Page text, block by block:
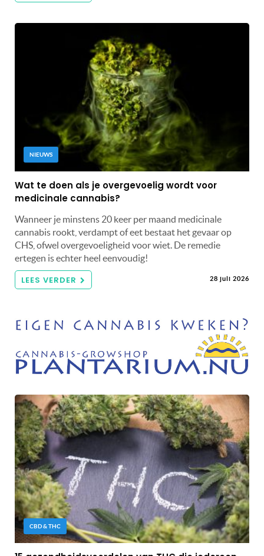
NIEUWS
Wat te doen als je overgevoelig wordt voor
medicinale cannabis?
Wanneer je minstens 20 keer per maand medicinale
cannabis rookt, verdampt of eet bestaat het gevaar op
CHS, ofwel overgevoeligheid voor wiet. De remedie
ertegen is echter heel eenvoudig!
LEES VERDER 28 juli 2026
CBD & THC